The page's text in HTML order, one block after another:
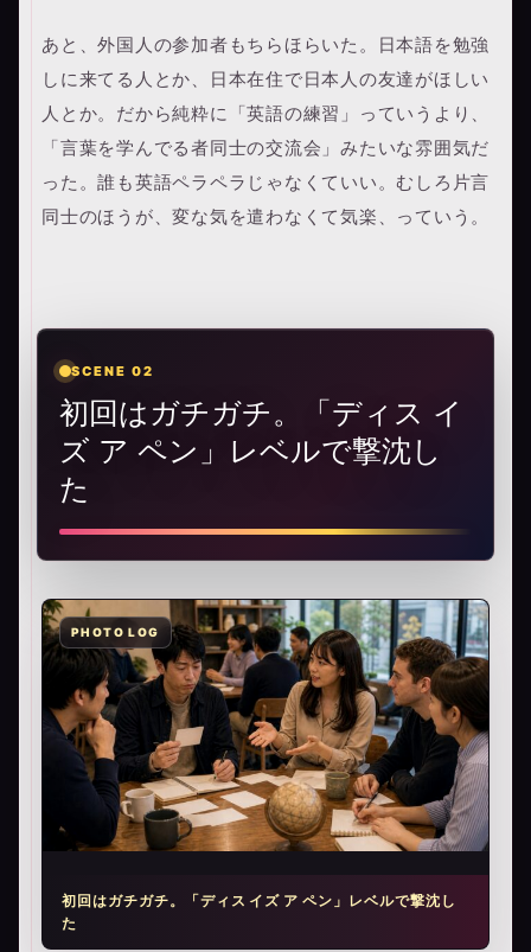
あと、外国人の参加者もちらほらいた。日本語を勉強
しに来てる人とか、日本在住で日本人の友達がほしい
人とか。だから純粋に「英語の練習」っていうより、
「言葉を学んでる者同士の交流会」みたいな雰囲気だ
った。誰も英語ペラペラじゃなくていい。むしろ片言
同士のほうが、変な気を遣わなくて気楽、っていう。
SCENE 02
初回はガチガチ。「ディス イ
ズ ア ペン」レベルで撃沈し
た
初回はガチガチ。「ディス イズ ア ペン」レベルで撃沈し
た